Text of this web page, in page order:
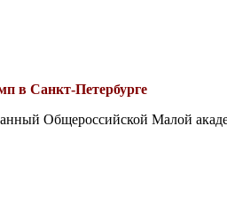
в Санкт-Петербурге
Общероссийской Малой